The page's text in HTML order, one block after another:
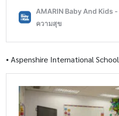
• Aspenshire International School